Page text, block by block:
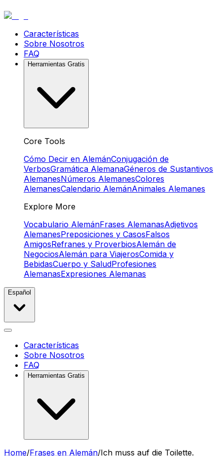
Características
Sobre Nosotros
FAQ
Herramientas Gratis
Core Tools
Cómo Decir en AlemánConjugación de
VerbosGramática AlemanaGéneros de Sustantivos
AlemanesNúmeros AlemanesColores
AlemanesCalendario AlemánAnimales Alemanes
Explore More
Vocabulario AlemánFrases AlemanasAdjetivos
AlemanesPreposiciones y CasosFalsos
AmigosRefranes y ProverbiosAlemán de
NegociosAlemán para ViajerosComida y
BebidasCuerpo y SaludProfesiones
AlemanasExpresiones Alemanas
Español
Características
Sobre Nosotros
FAQ
Herramientas Gratis
Home/Frases en Alemán/Ich muss auf die Toilette.